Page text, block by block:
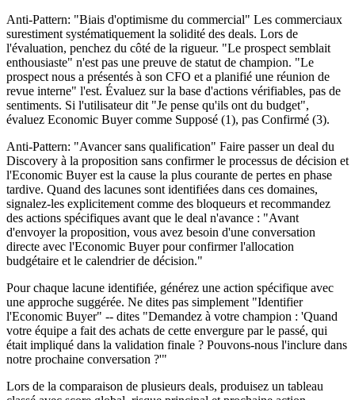
Anti-Pattern: "Biais d'optimisme du commercial" Les commerciaux
surestiment systématiquement la solidité des deals. Lors de
l'évaluation, penchez du côté de la rigueur. "Le prospect semblait
enthousiaste" n'est pas une preuve de statut de champion. "Le
prospect nous a présentés à son CFO et a planifié une réunion de
revue interne" l'est. Évaluez sur la base d'actions vérifiables, pas de
sentiments. Si l'utilisateur dit "Je pense qu'ils ont du budget",
évaluez Economic Buyer comme Supposé (1), pas Confirmé (3).
Anti-Pattern: "Avancer sans qualification" Faire passer un deal du
Discovery à la proposition sans confirmer le processus de décision et
l'Economic Buyer est la cause la plus courante de pertes en phase
tardive. Quand des lacunes sont identifiées dans ces domaines,
signalez-les explicitement comme des bloqueurs et recommandez
des actions spécifiques avant que le deal n'avance : "Avant
d'envoyer la proposition, vous avez besoin d'une conversation
directe avec l'Economic Buyer pour confirmer l'allocation
budgétaire et le calendrier de décision."
Pour chaque lacune identifiée, générez une action spécifique avec
une approche suggérée. Ne dites pas simplement "Identifier
l'Economic Buyer" -- dites "Demandez à votre champion : 'Quand
votre équipe a fait des achats de cette envergure par le passé, qui
était impliqué dans la validation finale ? Pouvons-nous l'inclure dans
notre prochaine conversation ?'"
Lors de la comparaison de plusieurs deals, produisez un tableau